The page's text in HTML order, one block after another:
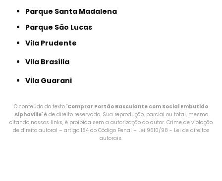
Parque Santa Madalena
Parque São Lucas
Vila Prudente
Vila Brasília
Vila Guarani
O conteúdo do texto "Comprar Portão Basculante com Social Embutido
Alphaville" é de direito reservado. Sua reprodução, parcial ou total, mesmo
citando nossos links, é proibida sem a autorização do autor. Crime de violação
de direito autoral – artigo 184 do Código Penal – Lei 9610/98 - Lei de direitos
autorais.